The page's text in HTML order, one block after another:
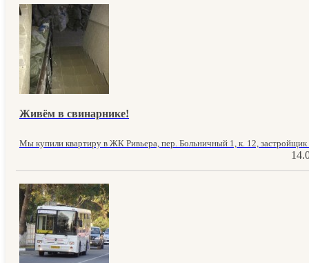
Живём в свинарнике!
Мы купили квартиру в ЖК Ривьера, пер. Больничный 1, к. 12,